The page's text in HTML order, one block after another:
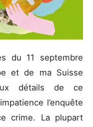
du 11 septembre
et de ma Suisse
détails de ce
l’enquête
crime. La plupart